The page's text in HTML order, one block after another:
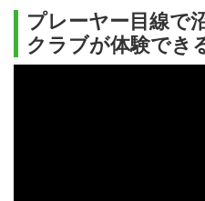
プレーヤー目線で
クラブが体験でき